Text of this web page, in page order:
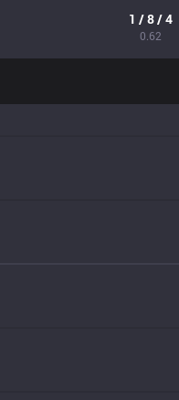
1 / 8 / 4
0.62